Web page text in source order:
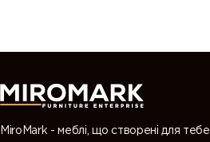
MiroMark - меблі, що створені для тебе